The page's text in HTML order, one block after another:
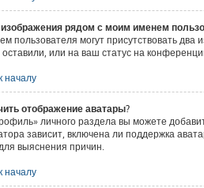
рядом с моим именем
пользователя могут присутствовать
или на ваш статус на
началу
отображение аватары?
личного раздела вы можете
зависит, включена ли поддержка
выяснения причин.
началу